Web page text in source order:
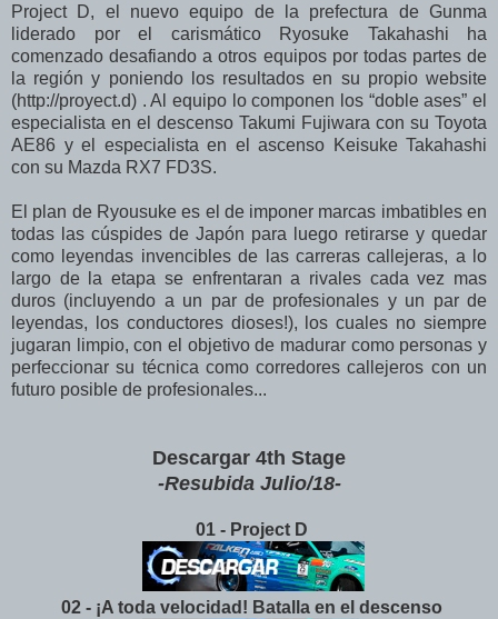
Project D, el nuevo equipo de la prefectura de Gunma
liderado por el carismático Ryosuke Takahashi ha
comenzado desafiando a otros equipos por todas partes de
la región y poniendo los resultados en su propio website
(http://proyect.d) . Al equipo lo componen los “doble ases” el
especialista en el descenso Takumi Fujiwara con su Toyota
AE86 y el especialista en el ascenso Keisuke Takahashi
con su Mazda RX7 FD3S.
El plan de Ryousuke es el de imponer marcas imbatibles en
todas las cúspides de Japón para luego retirarse y quedar
como leyendas invencibles de las carreras callejeras, a lo
largo de la etapa se enfrentaran a rivales cada vez mas
duros (incluyendo a un par de profesionales y un par de
leyendas, los conductores dioses!), los cuales no siempre
jugaran limpio, con el objetivo de madurar como personas y
perfeccionar su técnica como corredores callejeros con un
futuro posible de profesionales...
Descargar 4th Stage
-Resubida Julio/18-
01 - Project D
02 - ¡A toda velocidad! Batalla en el descenso